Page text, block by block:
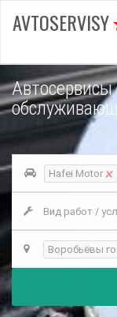
AVTOSERVISY
Hafei Motor ×
Вид работ /
Воробьёвы